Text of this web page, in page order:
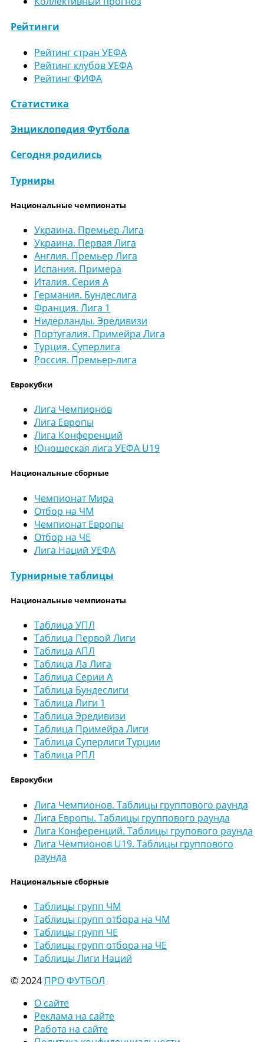
Рейтинги
Рейтинг стран УЕФА
Рейтинг клубов УЕФА
Рейтинг ФИФА
Статистика
Энциклопедия Футбола
Сегодня родились
Турниры
Национальные чемпионаты
Украина. Премьер Лига
Украина. Первая Лига
Англия. Премьер Лига
Испания. Примера
Италия. Серия А
Германия. Бундеслига
Франция. Лига 1
Нидерланды. Эредивизи
Португалия. Примейра Лига
Турция. Суперлига
Россия. Премьер-лига
Еврокубки
Лига Чемпионов
Лига Европы
Лига Конференций
Юношеская лига УЕФА U19
Национальные сборные
Чемпионат Мира
Отбор на ЧМ
Чемпионат Европы
Отбор на ЧЕ
Лига Наций УЕФА
Турнирные таблицы
Национальные чемпионаты
Таблица УПЛ
Таблица Первой Лиги
Таблица АПЛ
Таблица Ла Лига
Таблица Серии А
Таблица Бундеслиги
Таблица Лиги 1
Таблица Эредивизи
Таблица Примейра Лиги
Таблица Суперлиги Турции
Таблица РПЛ
Еврокубки
Лига Чемпионов. Таблицы группового раунда
Лига Европы. Таблицы группового раунда
Лига Конференций. Таблицы групового раунда
Лига Чемпионов U19. Таблицы группового
раунда
Национальные сборные
Таблицы групп ЧМ
Таблицы групп отбора на ЧМ
Таблицы групп ЧЕ
Таблицы групп отбора на ЧЕ
Таблицы Лиги Наций
© 2024 ПРО ФУТБОЛ
О сайте
Реклама на сайте
Работа на сайте